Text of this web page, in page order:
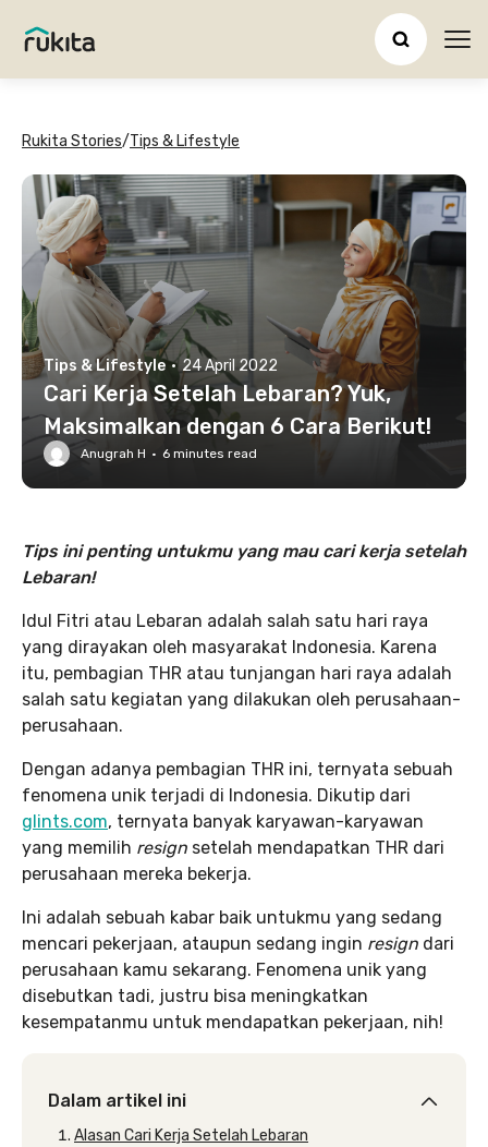
Rukita Stories/Tips & Lifestyle
Tips & Lifestyle · 24 April 2022
Cari Kerja Setelah Lebaran? Yuk,
Maksimalkan dengan 6 Cara Berikut!
Anugrah H · 6 minutes read
Tips ini penting untukmu yang mau cari kerja setelah
Lebaran!
Idul Fitri atau Lebaran adalah salah satu hari raya
yang dirayakan oleh masyarakat Indonesia. Karena
itu, pembagian THR atau tunjangan hari raya adalah
salah satu kegiatan yang dilakukan oleh perusahaan-
perusahaan.
Dengan adanya pembagian THR ini, ternyata sebuah
fenomena unik terjadi di Indonesia. Dikutip dari
glints.com, ternyata banyak karyawan-karyawan
yang memilih resign setelah mendapatkan THR dari
perusahaan mereka bekerja.
Ini adalah sebuah kabar baik untukmu yang sedang
mencari pekerjaan, ataupun sedang ingin resign dari
perusahaan kamu sekarang. Fenomena unik yang
disebutkan tadi, justru bisa meningkatkan
kesempatanmu untuk mendapatkan pekerjaan, nih!
Dalam artikel ini
Alasan Cari Kerja Setelah Lebaran